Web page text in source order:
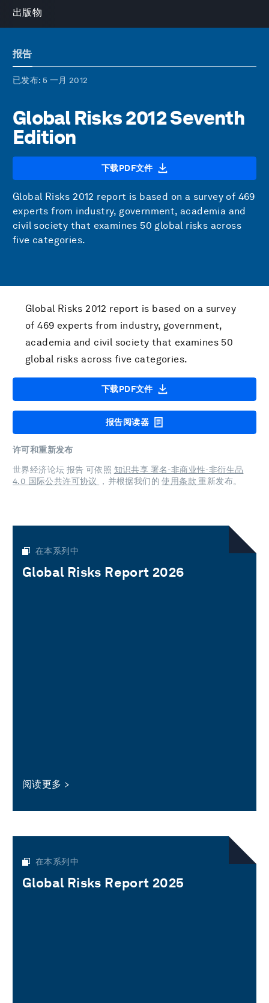
出版物
报告
已发布: 5 一月 2012
Global Risks 2012 Seventh
Edition
下载PDF文件
Global Risks 2012 report is based on a survey of 469
experts from industry, government, academia and
civil society that examines 50 global risks across
five categories.
Global Risks 2012 report is based on a survey
of 469 experts from industry, government,
academia and civil society that examines 50
global risks across five categories.
下载PDF文件
报告阅读器
许可和重新发布
世界经济论坛 报告 可依照 知识共享 署名-非商业性-非衍生品
4.0 国际公共许可协议
，并根据我们的使用条款重新发布。
在本系列中
Global Risks Report 2026
阅读更多
在本系列中
Global Risks Report 2025